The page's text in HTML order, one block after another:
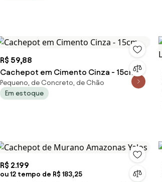
R$ 59,88
Cachepot em Cimento Cinza - 15cm
Pequeno, de Concreto, de Chão
Em estoque
R$ 2.199
ou 12 tempo de R$ 183,25